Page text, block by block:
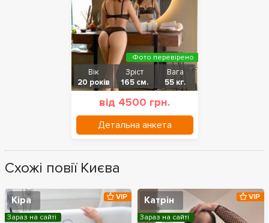
Вік
20 років
Зріст
165 см.
Вага
55 кг.
від 4500 грн.
Детальна анкета
Фото перевірено
Схожі повії Києва
Кіра VIP
Зараз на сайті
Катрін VIP
Зараз на сайті